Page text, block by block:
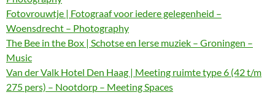
Fotovrouwtje | Fotograaf voor iedere gelegenheid –
Woensdrecht – Photography
The Bee in the Box | Schotse en Ierse muziek – Groningen –
Music
Van der Valk Hotel Den Haag | Meeting ruimte type 6 (42 t/m
275 pers) – Nootdorp – Meeting Spaces